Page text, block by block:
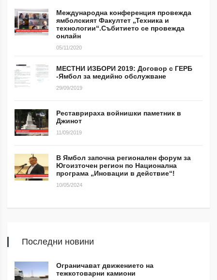
Международна конференция провежда
ямболският Факултет „Техника и
технологии“.Събитието се провежда
онлайн
05/11/2020
МЕСТНИ ИЗБОРИ 2019: Договор с ГЕРБ
-Ямбол за медийно обслужване
29/09/2019
Реставрираха войнишки паметник в
Джинот
11/09/2019
В Ямбол започна регионален форум за
Югоизточен регион по Национална
програма „Иновации в действие“!
10/05/2024
Последни новини
Ограничават движението на
тежкотоварни камиони